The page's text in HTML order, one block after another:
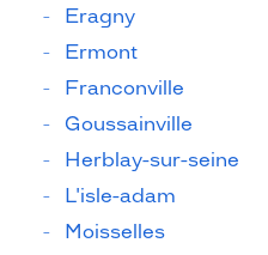
Eragny
Ermont
Franconville
Goussainville
Herblay-sur-seine
L'isle-adam
Moisselles